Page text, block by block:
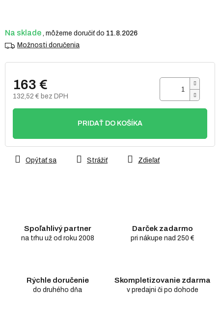
Na sklade
11.8.2026
Možnosti doručenia
163 €
132,52 € bez DPH
Jednotková
PRIDAŤ DO KOŠÍKA
Opýtať sa Strážiť Zdieľať
Spoľahlivý partner
na trhu už od roku 2008
Darček zadarmo
pri nákupe nad 250 €
Rýchle doručenie
do druhého dňa
Skompletizovanie zdarma
v predajni či po dohode